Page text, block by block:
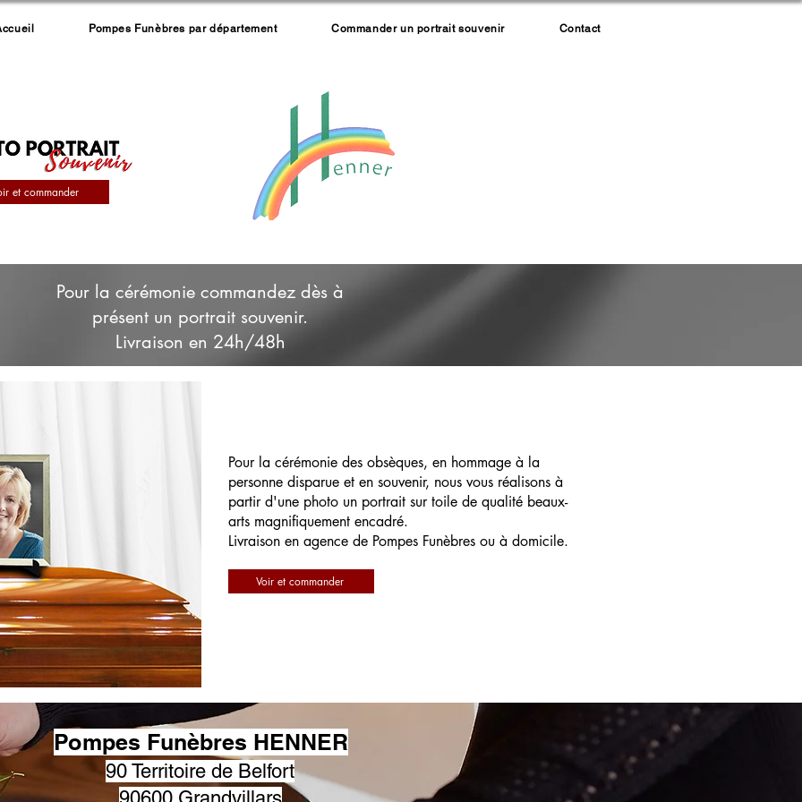
Pompes Funèbres par département Commander un portrait souvenir Contact
et commander
Pour la cérémonie commandez dès à
présent un portrait souvenir.
Livraison en 24h/48h
Pour la cérémonie des obsèques, en hommage à la
personne disparue et en souvenir, nous vous réalisons à
partir d'une photo un portrait sur toile de qualité beaux-
arts magnifiquement encadré.
Livraison en agence de Pompes Funèbres ou à domicile.
Voir et commander
Pompes Funèbres HENNER
90 Territoire de Belfort